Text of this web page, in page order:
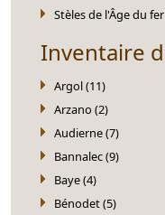
Stèles de l'Âge du fer
Inventaire
Argol (11)
Arzano (2)
Audierne (7)
Bannalec (9)
Baye (4)
Bénodet (5)